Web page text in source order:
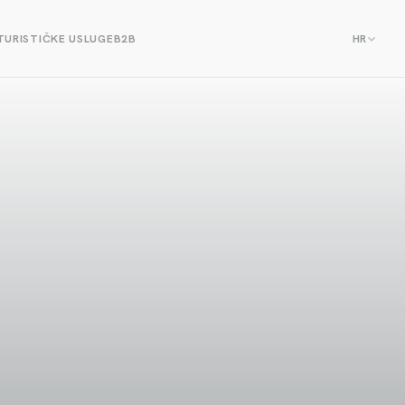
USLUGEB2B HR